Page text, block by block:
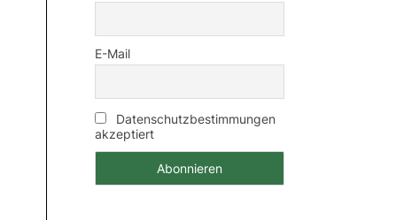
E-Mail
Datenschutzbestimmungen
akzeptiert